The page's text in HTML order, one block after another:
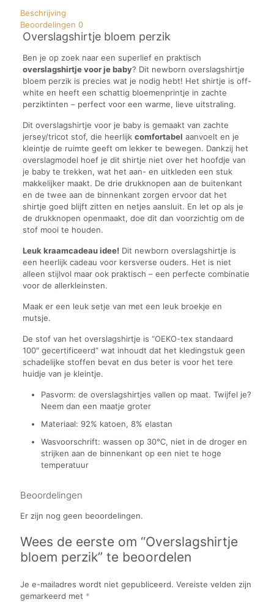
Beschrijving
Beoordelingen 0
Overslagshirtje bloem perzik
Ben je op zoek naar een superlief en praktisch
overslagshirtje voor je baby? Dit newborn overslagshirtje
bloem perzik is precies wat je nodig hebt! Het shirtje is off-
white en heeft een schattig bloemenprintje in zachte
perziktinten – perfect voor een warme, lieve uitstraling.
Dit overslagshirtje voor je baby is gemaakt van zachte
jersey/tricot stof, die heerlijk comfortabel aanvoelt en je
kleintje de ruimte geeft om lekker te bewegen. Dankzij het
overslagmodel hoef je dit shirtje niet over het hoofdje van
je baby te trekken, wat het aan- en uitkleden een stuk
makkelijker maakt. De drie drukknopen aan de buitenkant
en de twee aan de binnenkant zorgen ervoor dat het
shirtje goed blijft zitten en netjes aansluit. En let op als je
de drukknopen openmaakt, doe dit dan voorzichtig om de
stof mooi te houden.
Leuk kraamcadeau idee! Dit newborn overslagshirtje is
een heerlijk cadeau voor kersverse ouders. Het is niet
alleen stijlvol maar ook praktisch – een perfecte combinatie
voor de allerkleinsten.
Maak er een leuk setje van met een leuk broekje en
mutsje.
De stof van het overslagshirtje is “OEKO-tex standaard
100″ gecertificeerd” wat inhoudt dat het kledingstuk geen
schadelijke stoffen bevat en dus beter is voor het tere
huidje van je kleintje.
Pasvorm: de overslagshirtjes vallen op maat. Twijfel je?
Neem dan een maatje groter
Materiaal: 92% katoen, 8% elastan
Wasvoorschrift: wassen op 30℃, niet in de droger en
strijken aan de binnenkant op een niet te hoge
temperatuur
Beoordelingen
Er zijn nog geen beoordelingen.
Wees de eerste om “Overslagshirtje
bloem perzik” te beoordelen
Je e-mailadres wordt niet gepubliceerd. Vereiste velden zijn
gemarkeerd met *